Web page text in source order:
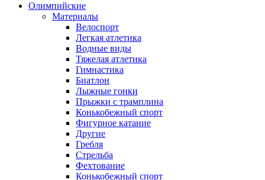
Олимпийские
Материалы
Велоспорт
Легкая атлетика
Водные виды
Тяжелая атлетика
Гимнастика
Биатлон
Лыжные гонки
Прыжки с трамплина
Конькобежный спорт
Фигурное катание
Другие
Гребля
Стрельба
Фехтование
Конькобежный спорт